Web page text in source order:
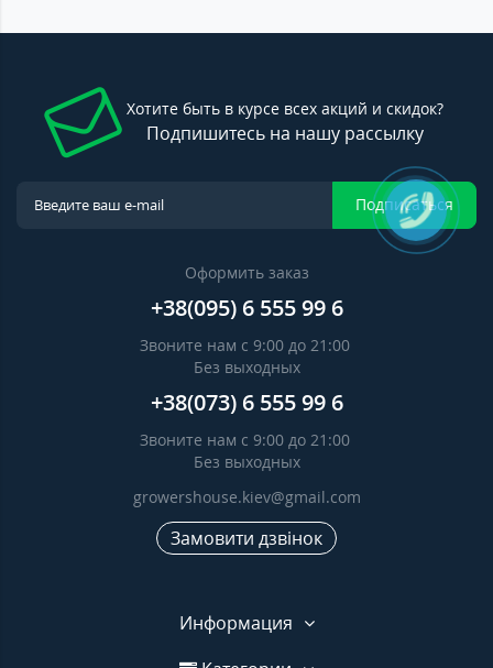
Хотите быть в курсе всех акций и скидок?
Подпишитесь на нашу рассылку
Подписаться
Оформить заказ
+38(095) 6 555 99 6
Звоните нам с 9:00 до 21:00
Без выходных
+38(073) 6 555 99 6
Звоните нам с 9:00 до 21:00
Без выходных
growershouse.kiev@gmail.com
Замовити дзвінок
Информация